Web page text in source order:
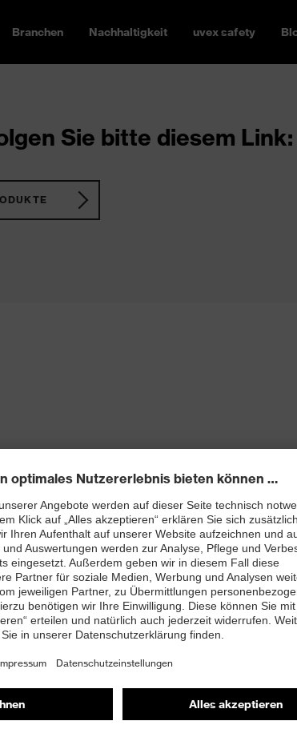
Branchen Nachhaltigkeit uvex safety
Sie bitte diesem Link: